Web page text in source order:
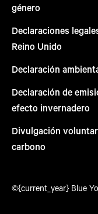
género
Declaraciones
Reino Unido
Declaración
Declaración de
efecto invernadero
Divulgación
carbono
©{current_year} Blue